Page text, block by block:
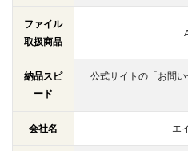
ファイル
取扱商品
納品スピ
ード
公式サイトの「お問
会社名 エ